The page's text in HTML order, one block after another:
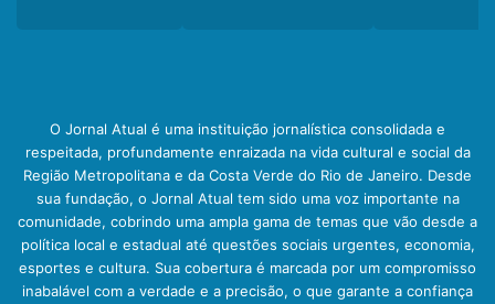
O Jornal Atual é uma instituição jornalística consolidada e
respeitada, profundamente enraizada na vida cultural e social da
Região Metropolitana e da Costa Verde do Rio de Janeiro. Desde
sua fundação, o Jornal Atual tem sido uma voz importante na
comunidade, cobrindo uma ampla gama de temas que vão desde a
política local e estadual até questões sociais urgentes, economia,
esportes e cultura. Sua cobertura é marcada por um compromisso
inabalável com a verdade e a precisão, o que garante a confiança